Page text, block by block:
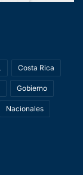
Costa Rica
Gobierno
Nacionales